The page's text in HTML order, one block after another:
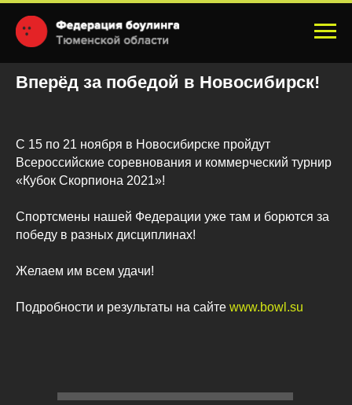
Вперёд за победой в Новосибирск!
С 15 по 21 ноября в Новосибирске пройдут
Всероссийские соревнования и коммерческий турнир
«Кубок Скорпиона 2021»!
Спортсмены нашей Федерации уже там и борются за
победу в разных дисциплинах!
Желаем им всем удачи!
Подробности и результаты на сайте www.bowl.su